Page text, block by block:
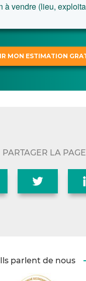
PARTAGER LA PAGE
Ils parlent de nous